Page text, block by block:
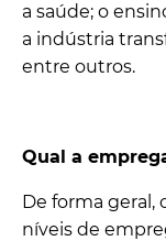
a saúde; o
a indústria
entre outros.
Qual a
De forma geral,
níveis de